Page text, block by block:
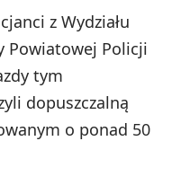
z Wydziału
Powiatowej Policji
tym
dopuszczalną
o ponad 50